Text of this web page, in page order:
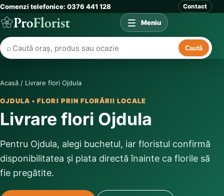
Comenzi telefonice: 0376 441 128 Contact
⌕ Caută
Meniu
Acasă / Livrare flori Ojdula
OJDULA • FLORI PRIN FLORĂRII LOCALE
Livrare flori Ojdula
Pentru Ojdula, alegi buchetul, iar floristul confirmă
disponibilitatea și plata directă înainte ca florile să
fie pregătite.